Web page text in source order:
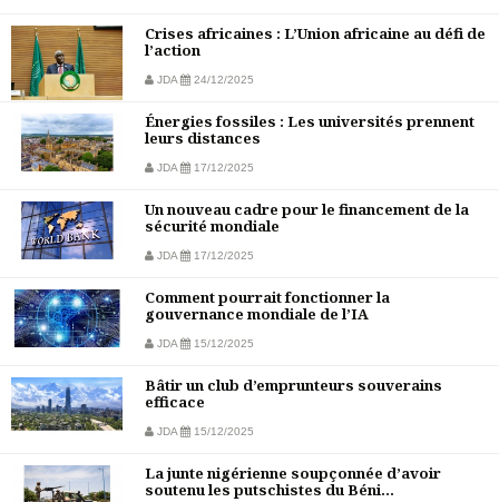
Crises africaines : L’Union africaine au défi de
l’action
JDA 24/12/2025
Énergies fossiles : Les universités prennent
leurs distances
JDA 17/12/2025
Un nouveau cadre pour le financement de la
sécurité mondiale
JDA 17/12/2025
Comment pourrait fonctionner la
gouvernance mondiale de l’IA
JDA 15/12/2025
Bâtir un club d’emprunteurs souverains
efficace
JDA 15/12/2025
La junte nigérienne soupçonnée d’avoir
soutenu les putschistes du Béni...